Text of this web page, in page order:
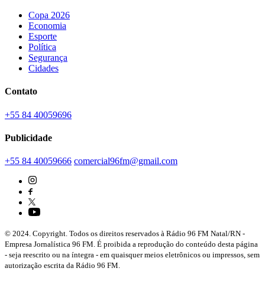
Copa 2026
Economia
Esporte
Política
Segurança
Cidades
Contato
+55 84 40059696
Publicidade
+55 84 40059666 comercial96fm@gmail.com
© 2024. Copyright. Todos os direitos reservados à Rádio 96 FM Natal/RN -
Empresa Jornalística 96 FM. É proibida a reprodução do conteúdo desta página
- seja reescrito ou na íntegra - em quaisquer meios eletrônicos ou impressos, sem
autorização escrita da Rádio 96 FM.